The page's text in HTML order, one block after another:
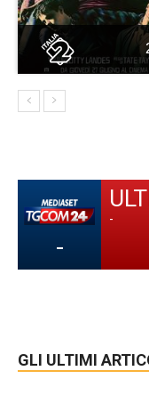
-
-
GLI ULTIMI